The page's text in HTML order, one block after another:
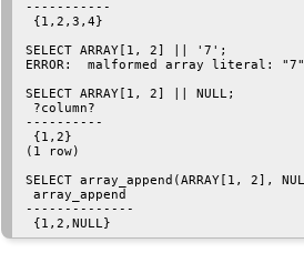
-----------
{1,2,3,4}
SELECT ARRAY[1, 2] || '7';
ERROR:  malformed array literal: "7"
SELECT ARRAY[1, 2] || NULL;
?column?
----------
{1,2}
(1 row)
SELECT array_append(ARRAY[1,
array_append
--------------